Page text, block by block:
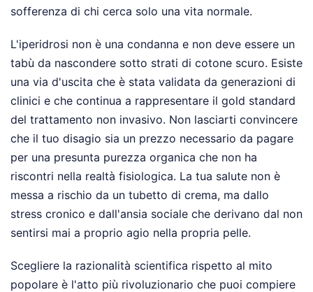
sofferenza di chi cerca solo una vita normale.
L'iperidrosi non è una condanna e non deve essere un
tabù da nascondere sotto strati di cotone scuro. Esiste
una via d'uscita che è stata validata da generazioni di
clinici e che continua a rappresentare il gold standard
del trattamento non invasivo. Non lasciarti convincere
che il tuo disagio sia un prezzo necessario da pagare
per una presunta purezza organica che non ha
riscontri nella realtà fisiologica. La tua salute non è
messa a rischio da un tubetto di crema, ma dallo
stress cronico e dall'ansia sociale che derivano dal non
sentirsi mai a proprio agio nella propria pelle.
Scegliere la razionalità scientifica rispetto al mito
popolare è l'atto più rivoluzionario che puoi compiere